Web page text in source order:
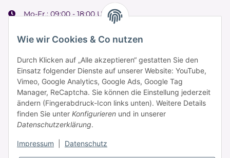
Wie wir Cookies & Co nutzen
Durch Klicken auf „Alle akzeptieren“ gestatten Sie den
Einsatz folgender Dienste auf unserer Website: YouTube,
Vimeo, Google Analytics, Google Ads, Google Tag
Manager, ReCaptcha. Sie können die Einstellung jederzeit
ändern (Fingerabdruck-Icon links unten). Weitere Details
finden Sie unter Konfigurieren und in unserer
Datenschutzerklärung.
Impressum Datenschutz
Mo-Fr.: 09:00 - 18:00 Uhr
Samstag: 09:00 - 15:00 Uhr
Informationen
Zahlung & Versand